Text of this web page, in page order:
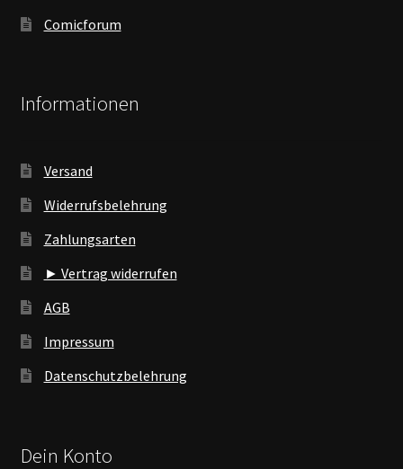
Comicforum
Informationen
Versand
Widerrufsbelehrung
Zahlungsarten
► Vertrag widerrufen
AGB
Impressum
Datenschutzbelehrung
Dein Konto